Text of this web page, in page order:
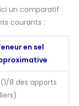
un comparatif
courants :
en sel
8 des apports